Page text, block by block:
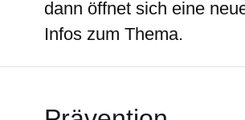
dann öffnet sich eine
Infos zum Thema.